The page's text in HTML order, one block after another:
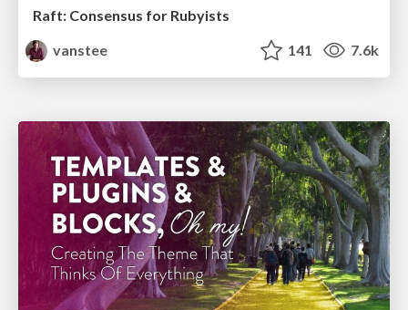
Raft: Consensus for Rubyists
vanstee
141 7.6k